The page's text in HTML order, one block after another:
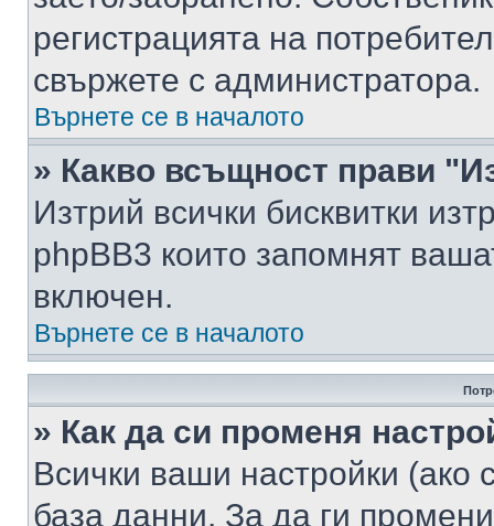
регистрацията на
свържете с администратора.
Върнете се в началото
» Какво всъщност прави
Изтрий всички бисквитки
phpBB3 които запомнят
включен.
Върнете се в началото
» Как да си променя
Всички ваши настройки (ако
база данни. За да ги